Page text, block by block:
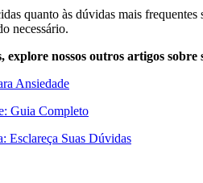
quanto às dúvidas mais
necessário.
nossos outros artigos
Ansiedade
Guia Completo
Esclareça Suas Dúvidas